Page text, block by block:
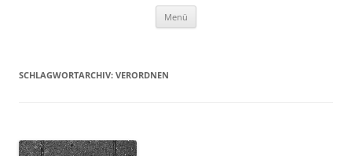
Menü
SCHLAGWORTARCHIV: VERORDNEN